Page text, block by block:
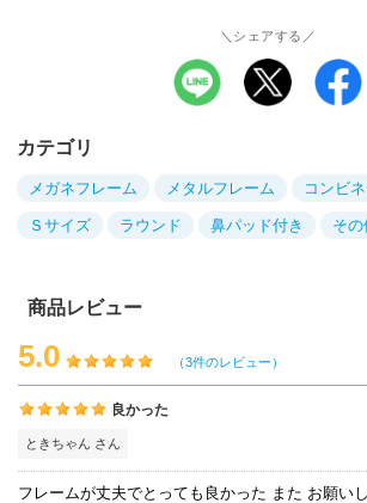
＼シェアする／
カテゴリ
メガネフレーム メタルフレーム コンビ
Ｓサイズ ラウンド 鼻パッド付き そ
商品レビュー
5.0 （3件のレビュー）
良かった
ときちゃん さん
フレームが丈夫でとっても良かった また お願いし